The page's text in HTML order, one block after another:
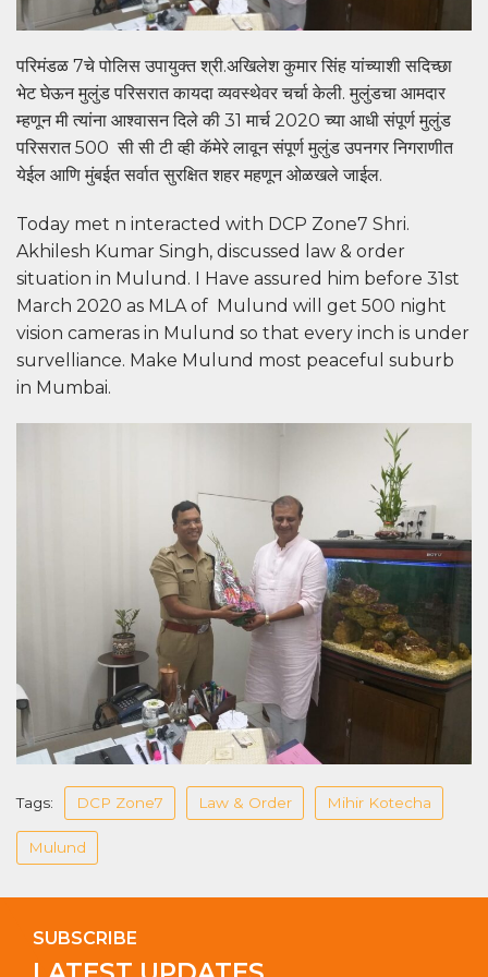
परिमंडळ 7चे पोलिस उपायुक्त श्री.अखिलेश कुमार सिंह यांच्याशी सदिच्छा
भेट घेऊन मुलुंड परिसरात कायदा व्यवस्थेवर चर्चा केली. मुलुंडचा आमदार
म्हणून मी त्यांना आश्वासन दिले की 31 मार्च 2020 च्या आधी संपूर्ण मुलुंड
परिसरात 500 सी सी टी व्ही कॅमेरे लावून संपूर्ण मुलुंड उपनगर निगराणीत
येईल आणि मुंबईत सर्वात सुरक्षित शहर महणून ओळखले जाईल.
Today met n interacted with DCP Zone7 Shri.
Akhilesh Kumar Singh, discussed law & order
situation in Mulund. I Have assured him before 31st
March 2020 as MLA of Mulund will get 500 night
vision cameras in Mulund so that every inch is under
survelliance. Make Mulund most peaceful suburb
in Mumbai.
Tags: DCP Zone7 Law & Order Mihir Kotecha
Mulund
SUBSCRIBE